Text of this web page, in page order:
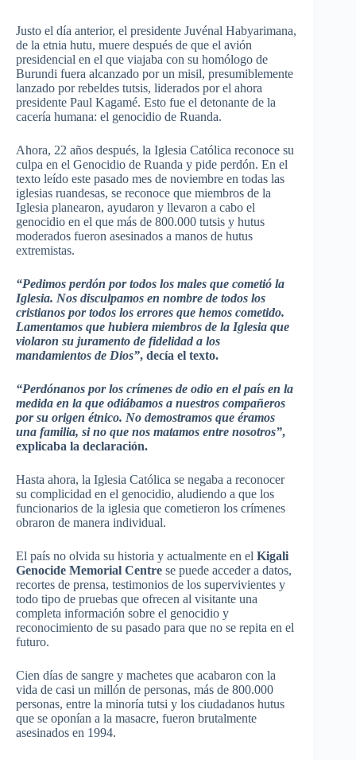
Justo el día anterior, el presidente Juvénal Habyarimana,
de la etnia hutu, muere después de que el avión
presidencial en el que viajaba con su homólogo de
Burundi fuera alcanzado por un misil, presumiblemente
lanzado por rebeldes tutsis, liderados por el ahora
presidente Paul Kagamé. Esto fue el detonante de la
cacería humana: el genocidio de Ruanda.
Ahora, 22 años después, la Iglesia Católica reconoce su
culpa en el Genocidio de Ruanda y pide perdón. En el
texto leído este pasado mes de noviembre en todas las
iglesias ruandesas, se reconoce que miembros de la
Iglesia planearon, ayudaron y llevaron a cabo el
genocidio en el que más de 800.000 tutsis y hutus
moderados fueron asesinados a manos de hutus
extremistas.
“Pedimos perdón por todos los males que cometió la
Iglesia. Nos disculpamos en nombre de todos los
cristianos por todos los errores que hemos cometido.
Lamentamos que hubiera miembros de la Iglesia que
violaron su juramento de fidelidad a los
mandamientos de Dios”, decía el texto.
“Perdónanos por los crímenes de odio en el país en la
medida en la que odiábamos a nuestros compañeros
por su origen étnico. No demostramos que éramos
una familia, si no que nos matamos entre nosotros”,
explicaba la declaración.
Hasta ahora, la Iglesia Católica se negaba a reconocer
su complicidad en el genocidio, aludiendo a que los
funcionarios de la iglesia que cometieron los crímenes
obraron de manera individual.
El país no olvida su historia y actualmente en el Kigali
Genocide Memorial Centre se puede acceder a datos,
recortes de prensa, testimonios de los supervivientes y
todo tipo de pruebas que ofrecen al visitante una
completa información sobre el genocidio y
reconocimiento de su pasado para que no se repita en el
futuro.
Cien días de sangre y machetes que acabaron con la
vida de casi un millón de personas, más de 800.000
personas, entre la minoría tutsi y los ciudadanos hutus
que se oponían a la masacre, fueron brutalmente
asesinados en 1994.